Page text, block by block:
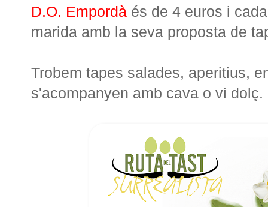
D.O. Empordà és de 4 euros i
marida amb la seva proposta de
Trobem tapes salades, aperitius,
s'acompanyen amb cava o vi dolç.